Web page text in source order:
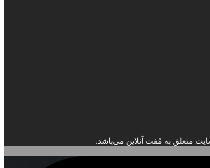
متعلق به مُفت آنلاین می‌باشد.